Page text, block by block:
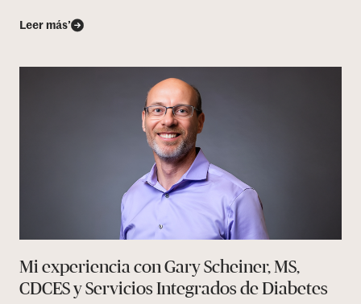
Leer más’
Mi experiencia con Gary Scheiner, MS,
CDCES y Servicios Integrados de Diabetes